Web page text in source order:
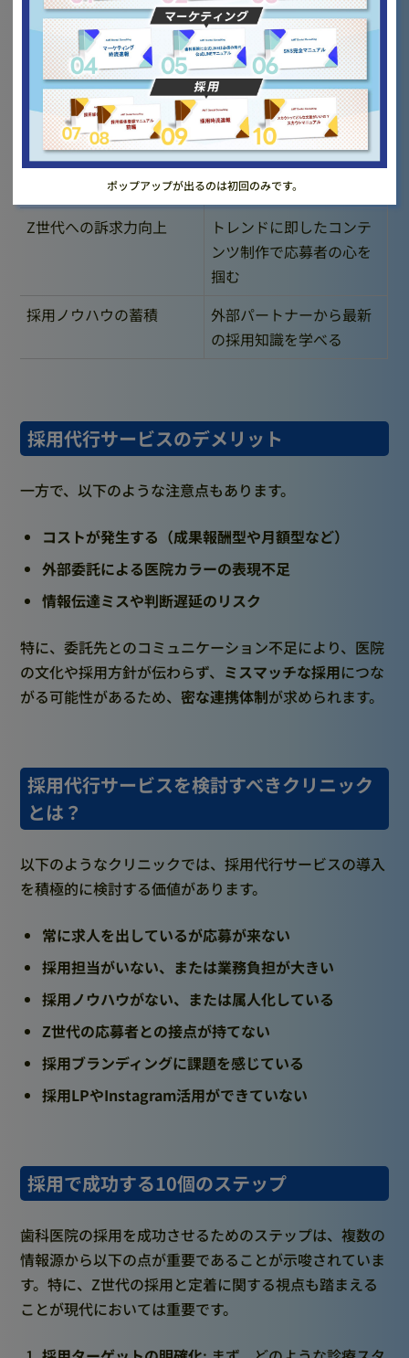
ポップアップが出るのは初回のみです。
効率化
プロの手法により、スピ
ーディーかつ的確な採用
が可能
媒体選定の最適化
業界の知見に基づく媒体
選定と広告出稿が可能
ブランディング強化
採用サイトやSNSを活用
した魅力発信ができる
Z世代への訴求力向上
トレンドに即したコンテ
ンツ制作で応募者の心を
掴む
採用ノウハウの蓄積
外部パートナーから最新
の採用知識を学べる
採用代行サービスのデメリット
一方で、以下のような注意点もあります。
コストが発生する（成果報酬型や月額型など）
外部委託による医院カラーの表現不足
情報伝達ミスや判断遅延のリスク
特に、委託先とのコミュニケーション不足により、医院
の文化や採用方針が伝わらず、 ミスマッチな採用につな
がる可能性があるため、密な連携体制が求められます。
採用代行サービスを検討すべきクリニック
とは？
以下のようなクリニックでは、採用代行サービスの導入
を積極的に検討する価値があります。
常に求人を出しているが応募が来ない
採用担当がいない、または業務負担が大きい
採用ノウハウがない、または属人化している
Z世代の応募者との接点が持てない
採用ブランディングに課題を感じている
採用LPやInstagram活用ができていない
採用で成功する10個のステップ
歯科医院の採用を成功させるためのステップは、複数の
情報源から以下の点が重要であることが示唆されていま
す。特に、Z世代の採用と定着に関する視点も踏まえる
ことが現代においては重要です。